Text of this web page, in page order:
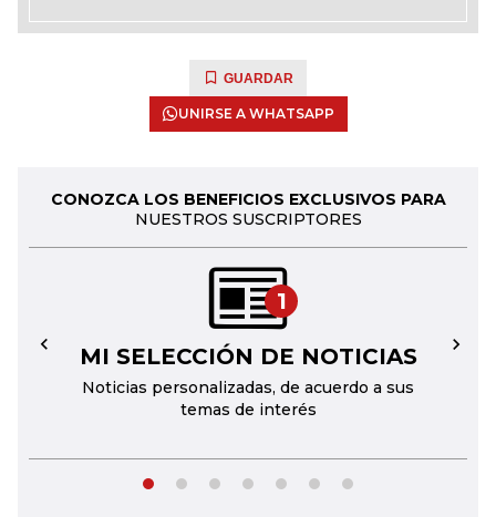
GUARDAR
UNIRSE A WHATSAPP
CONOZCA LOS BENEFICIOS EXCLUSIVOS PARA
NUESTROS SUSCRIPTORES
1
MI SELECCIÓN DE NOTICIAS
Noticias personalizadas, de acuerdo a sus
temas de interés
← →